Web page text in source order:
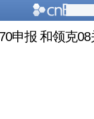
申报 和领克